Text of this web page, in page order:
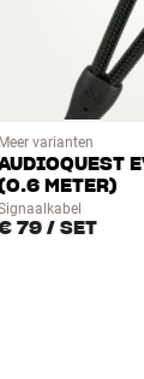
Meer varianten
METER)
79 / SET